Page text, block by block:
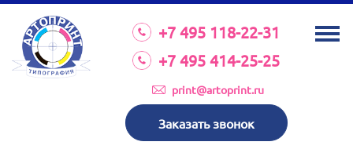
+7 495 118-22-31
+7 495 414-25-25
print@artoprint.ru
Заказать звонок
О КОМПАНИИ
УСЛУГИ
КАТАЛОГ
ТРЕБОВАНИЯ К МАКЕТАМ